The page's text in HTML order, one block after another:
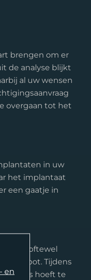
brengen om er
de analyse blijkt
al uw wensen
overgaan tot het
in uw
het implantaat
een gaatje in
oftewel
kaakbot. Tijdens
hoeft te
en